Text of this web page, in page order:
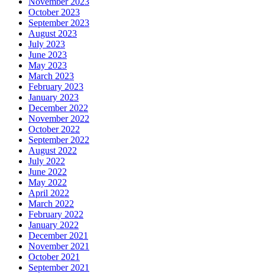
October 2023
September 2023
August 2023
July 2023
June 2023
May 2023
March 2023
February 2023
January 2023
December 2022
November 2022
October 2022
September 2022
August 2022
July 2022
June 2022
May 2022
April 2022
March 2022
February 2022
January 2022
December 2021
November 2021
October 2021
September 2021